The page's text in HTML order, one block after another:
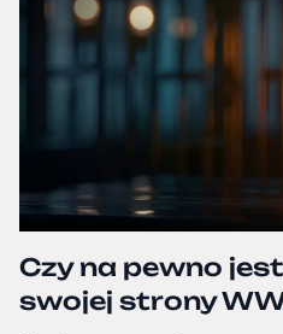
Czy na pewno
swojej strony